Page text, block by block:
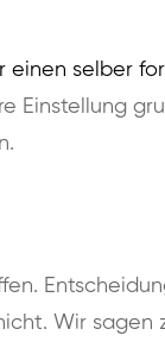
einen selber
Einstellung
Wir sagen